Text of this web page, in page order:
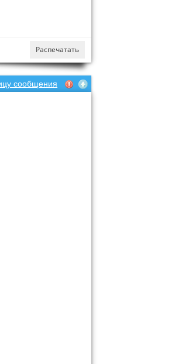
Распечатать
сообщения